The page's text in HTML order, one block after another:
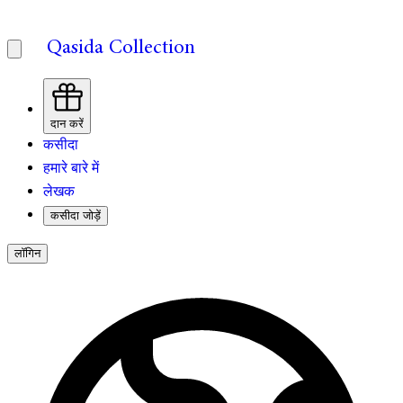
Qasida Collection
दान करें
कसीदा
हमारे बारे में
लेखक
कसीदा जोड़ें
लॉगिन